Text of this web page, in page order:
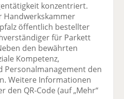
n
n
konzentriert.
Handwerkskammer
öffentlich bestellter
für Parkett
den bewährten
Kompetenz,
Personalmanagement den
Weitere Informationen
den QR-Code (auf „Mehr“